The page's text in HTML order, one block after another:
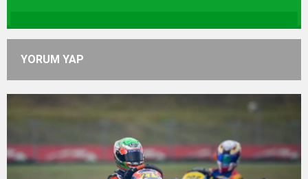
YORUM YAP